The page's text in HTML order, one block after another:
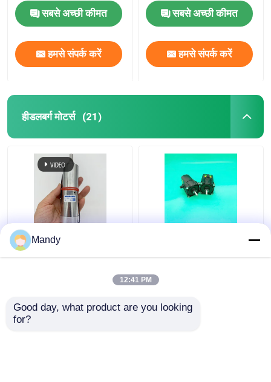
सबसे अच्छी कीमत
हमसे संपर्क करें
सबसे अच्छी कीमत
हमसे संपर्क करें
हीडलबर्ग मोटर्स (21)
हीडलबर्ग प्रिंटिंग मशीन के लिए
सिल्वर गियर वाली मोटर
लिए गियर मोटर
Mandy
12:41 PM
Good day, what product are you looking
for?